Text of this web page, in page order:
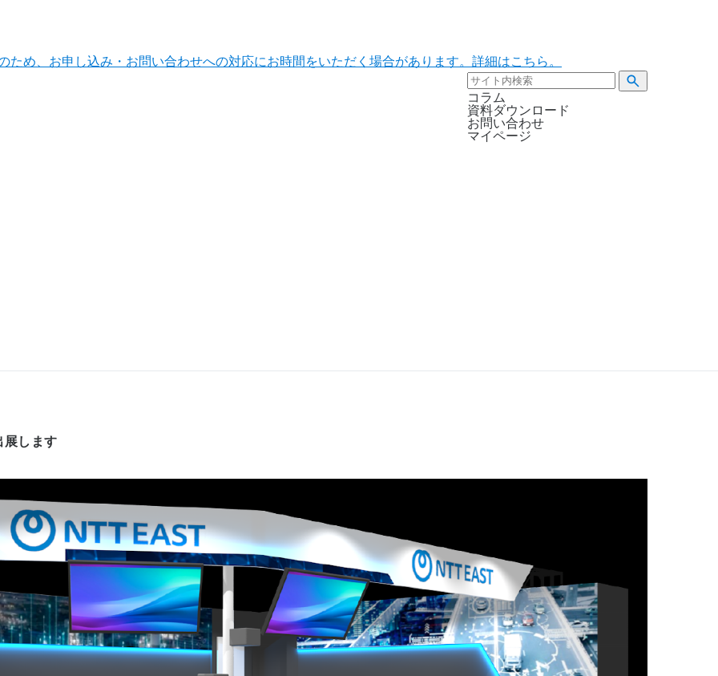
め、お申し込み・お問い合わせへの対応にお時間をいただく場合があります。詳細はこちら。
コラム
資料ダウンロード
お問い合わせ
マイページ
展します